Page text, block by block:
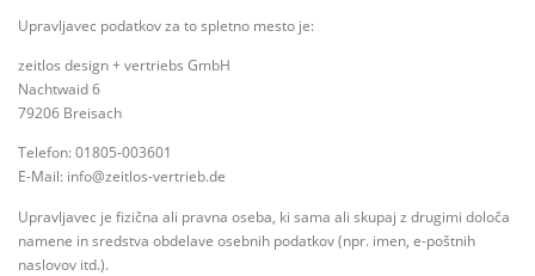
Upravljavec podatkov za to spletno mesto je:
zeitlos design + vertriebs GmbH
Nachtwaid 6
79206 Breisach
Telefon: 01805-003601
E-Mail: info@zeitlos-vertrieb.de
Upravljavec je fizična ali pravna oseba, ki sama ali skupaj z drugimi določa
namene in sredstva obdelave osebnih podatkov (npr. imen, e-poštnih
naslovov itd.).